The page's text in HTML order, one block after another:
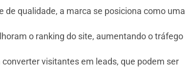
qualidade, a marca se posiciona como uma
o ranking do site, aumentando o tráfego
visitantes em leads, que podem ser